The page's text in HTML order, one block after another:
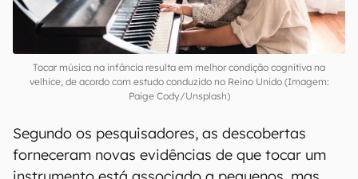
Tocar música na infância resulta em melhor condição cognitiva na
velhice, de acordo com estudo conduzido no Reino Unido (Imagem:
Paige Cody/Unsplash)
Segundo os pesquisadores, as descobertas
forneceram novas evidências de que tocar um